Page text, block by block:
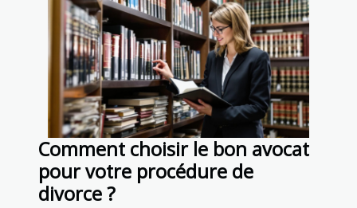
Comment choisir le bon avocat
pour votre procédure de
divorce ?